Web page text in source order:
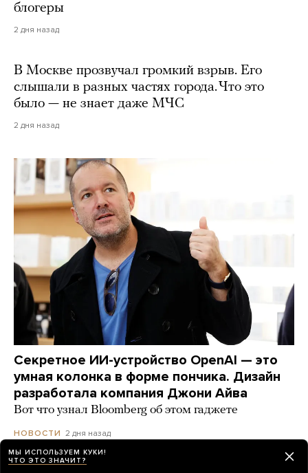
блогеры
2 дня назад
В Москве прозвучал громкий взрыв. Его
слышали в разных частях города. Что это
было — не знает даже МЧС
2 дня назад
Секретное ИИ-устройство OpenAI — это
умная колонка в форме пончика. Дизайн
разработала компания Джони Айва
Вот что узнал Bloomberg об этом гаджете
НОВОСТИ 2 дня назад
МЫ ИСПОЛЬЗУЕМ КУКИ!
ЧТО ЭТО ЗНАЧИТ?